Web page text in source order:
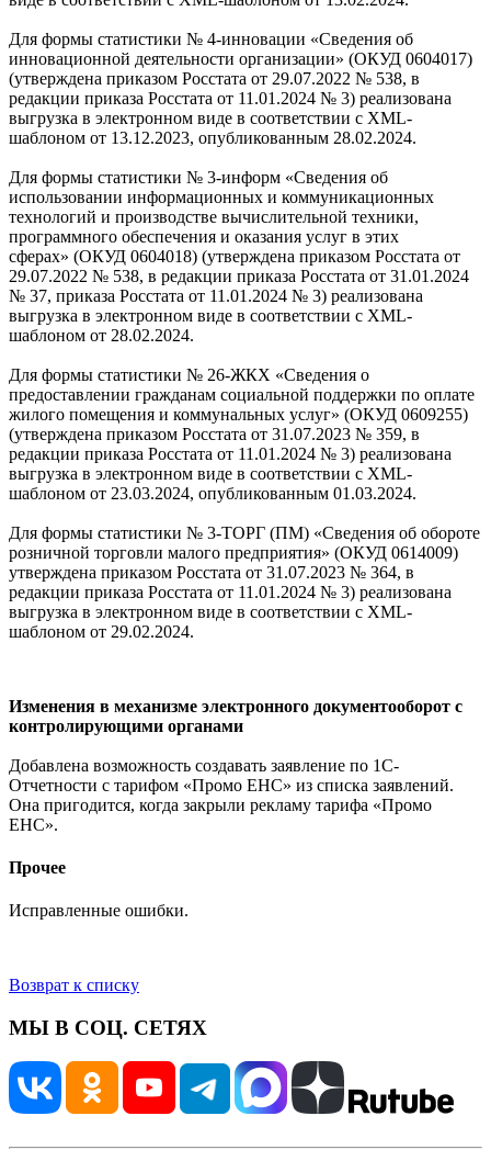
Для формы статистики № 4-инновации «Сведения об
инновационной деятельности организации» (ОКУД 0604017)
(утверждена приказом Росстата от 29.07.2022 № 538, в
редакции приказа Росстата от 11.01.2024 № 3) реализована
выгрузка в электронном виде в соответствии с XML-
шаблоном от 13.12.2023, опубликованным 28.02.2024.
Для формы статистики № 3-информ «Сведения об
использовании информационных и коммуникационных
технологий и производстве вычислительной техники,
программного обеспечения и оказания услуг в этих
сферах» (ОКУД 0604018) (утверждена приказом Росстата от
29.07.2022 № 538, в редакции приказа Росстата от 31.01.2024
№ 37, приказа Росстата от 11.01.2024 № 3) реализована
выгрузка в электронном виде в соответствии с XML-
шаблоном от 28.02.2024.
Для формы статистики № 26-ЖКХ «Сведения о
предоставлении гражданам социальной поддержки по оплате
жилого помещения и коммунальных услуг» (ОКУД 0609255)
(утверждена приказом Росстата от 31.07.2023 № 359, в
редакции приказа Росстата от 11.01.2024 № 3) реализована
выгрузка в электронном виде в соответствии с XML-
шаблоном от 23.03.2024, опубликованным 01.03.2024.
Для формы статистики № 3-ТОРГ (ПМ) «Сведения об обороте
розничной торговли малого предприятия» (ОКУД 0614009)
утверждена приказом Росстата от 31.07.2023 № 364, в
редакции приказа Росстата от 11.01.2024 № 3) реализована
выгрузка в электронном виде в соответствии с XML-
шаблоном от 29.02.2024.
Изменения в механизме электронного документооборот с
контролирующими органами
Добавлена возможность создавать заявление по 1С-
Отчетности с тарифом «Промо ЕНС» из списка заявлений.
Она пригодится, когда закрыли рекламу тарифа «Промо
ЕНС».
Прочее
Исправленные ошибки.
Возврат к списку
МЫ В СОЦ. СЕТЯХ